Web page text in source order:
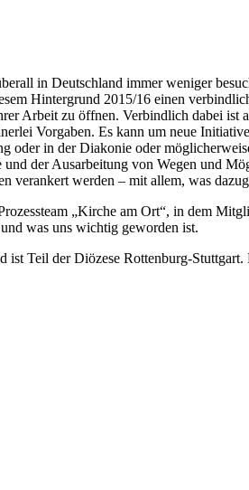
in Deutschland immer weniger
Hintergrund 2015/16 einen
Arbeit zu öffnen. Verbindlich dabei ist
Vorgaben. Es kann um neue
oder in der Diakonie oder
der Ausarbeitung von Wegen und
verankert werden – mit allem, was
„Kirche am Ort“, in dem
was uns wichtig geworden ist.
Teil der Diözese Rottenburg-